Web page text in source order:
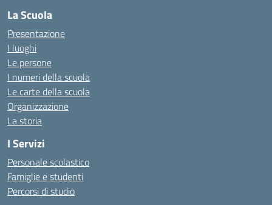
La Scuola
Presentazione
I luoghi
Le persone
I numeri della scuola
Le carte della scuola
Organizzazione
La storia
I Servizi
Personale scolastico
Famiglie e studenti
Percorsi di studio